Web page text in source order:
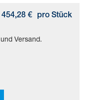
454,28 € pro Stück
Versand.